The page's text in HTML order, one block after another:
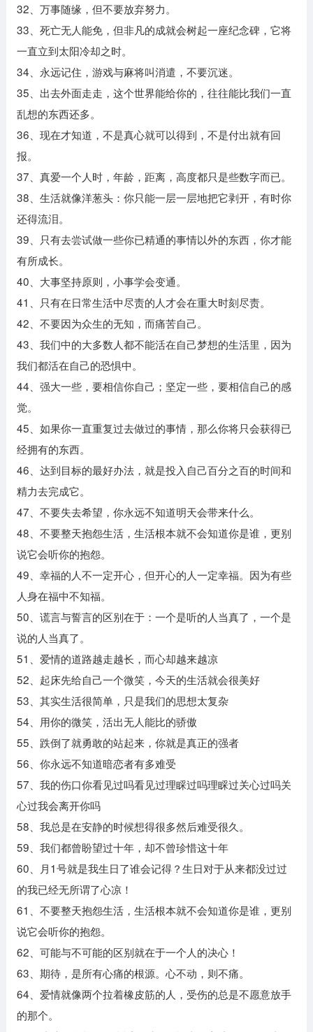
32、万事随缘，但不要放弃努力。
33、死亡无人能免，但非凡的成就会树起一座纪念碑，它将
一直立到太阳冷却之时。
34、永远记住，游戏与麻将叫消遣，不要沉迷。
35、出去外面走走，这个世界能给你的，往往能比我们一直
乱想的东西还多。
36、现在才知道，不是真心就可以得到，不是付出就有回
报。
37、真爱一个人时，年龄，距离，高度都只是些数字而已。
38、生活就像洋葱头：你只能一层一层地把它剥开，有时你
还得流泪。
39、只有去尝试做一些你已精通的事情以外的东西，你才能
有所成长。
40、大事坚持原则，小事学会变通。
41、只有在日常生活中尽责的人才会在重大时刻尽责。
42、不要因为众生的无知，而痛苦自己。
43、我们中的大多数人都不能活在自己梦想的生活里，因为
我们都活在自己的恐惧中。
44、强大一些，要相信你自己；坚定一些，要相信自己的感
觉。
45、如果你一直重复过去做过的事情，那么你将只会获得已
经拥有的东西。
46、达到目标的最好办法，就是投入自己百分之百的时间和
精力去完成它。
47、不要失去希望，你永远不知道明天会带来什么。
48、不要整天抱怨生活，生活根本就不会知道你是谁，更别
说它会听你的抱怨。
49、幸福的人不一定开心，但开心的人一定幸福。因为有些
人身在福中不知福。
50、谎言与誓言的区别在于：一个是听的人当真了，一个是
说的人当真了。
51、爱情的道路越走越长，而心却越来越凉
52、起床先给自己一个微笑，今天的生活就会很美好
53、其实生活很简单，只是我们的思想太复杂
54、用你的微笑，活出无人能比的骄傲
55、跌倒了就勇敢的站起来，你就是真正的强者
56、你永远不知道暗恋者有多难受
57、我的伤口你看见过吗看见过理睬过吗理睬过关心过吗关
心过我会离开你吗
58、我总是在安静的时候想得很多然后难受很久。
59、我们都曾盼望过十年，却不曾珍惜这十年
60、月1号就是我生日了谁会记得？生日对于从来都没过过
的我已经无所谓了心凉！
61、不要整天抱怨生活，生活根本就不会知道你是谁，更别
说它会听你的抱怨。
62、可能与不可能的区别就在于一个人的决心！
63、期待，是所有心痛的根源。心不动，则不痛。
64、爱情就像两个拉着橡皮筋的人，受伤的总是不愿意放手
的那个。